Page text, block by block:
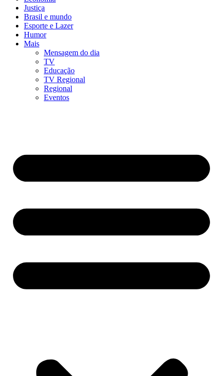
Justiça
Brasil e mundo
Esporte e Lazer
Humor
Mais
Mensagem do dia
TV
Educação
TV Regional
Regional
Eventos